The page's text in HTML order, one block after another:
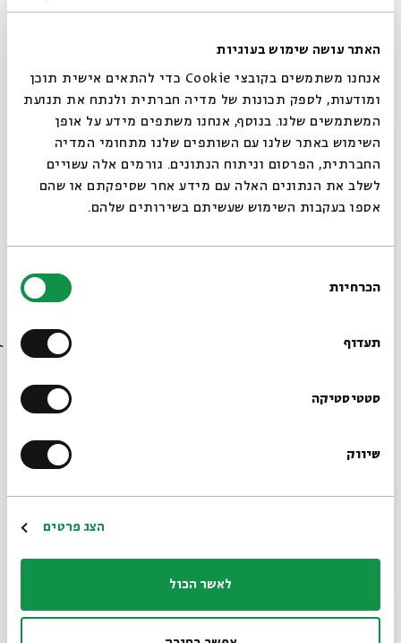
האתר עושה שימוש בעוגיות
אנחנו משתמשים בקובצי Cookie כדי להתאים אישית תוכן
ומודעות, לספק תכונות של מדיה חברתית ולנתח את תנועת
המשתמשים שלנו. בנוסף, אנחנו משתפים מידע על אופן
השימוש באתר שלנו עם השותפים שלנו מתחומי המדיה
החברתית, הפרסום וניתוח הנתונים. גורמים אלה עשויים
לשלב את הנתונים האלה עם מידע אחר שסיפקתם או שהם
אספו בעקבות השימוש שעשיתם בשירותים שלהם.
הסכמה
הכרחיות
תעדוף
סטטיסטיקה
שיווק
הצג פרטים
לאשר הכול
מתמחה בתחומי הסיפורת המקראית, הנבואה והשירה. כתב
מחקרים על יהושע, שופטים, חגי, זכריה, מלאכי, יואל, שיר
השירים ותהלים. כותב עתה על ספר במדבר. שימש בעבר
כראש המחלקה לתנ"ך וכדיקן הפקולטה למדע היהדות.
תגיות:
סגור